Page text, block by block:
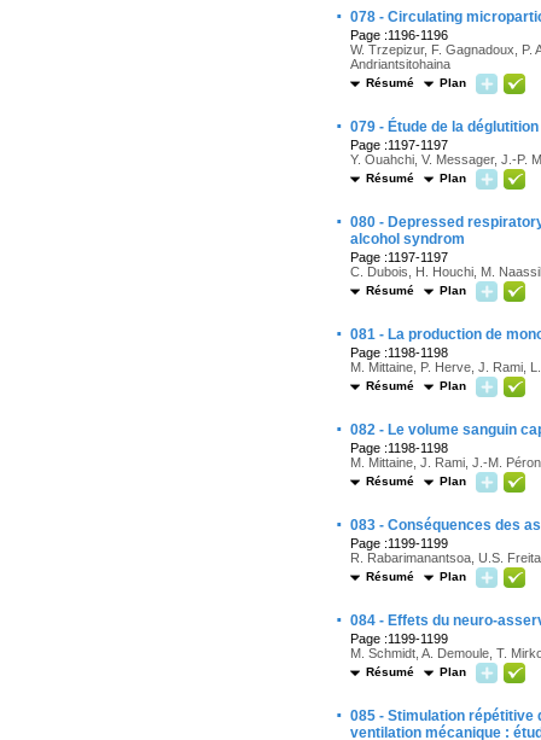
· 078 - Circulating
Page :1196-1196
W. Trzepizur, F. Gagnadoux, P.
Andriantsitohaina
Résumé Plan
· 079 - Étude de la
Page :1197-1197
Y. Ouahchi, V. Messager, J.-P.
Résumé Plan
· 080 - Depressed
alcohol syndrom
Page :1197-1197
C. Dubois, H. Houchi, M.
Résumé Plan
· 081 - La production de
Page :1198-1198
M. Mittaine, P. Herve, J. Rami,
Résumé Plan
· 082 - Le volume sanguin
Page :1198-1198
M. Mittaine, J. Rami, J.-M.
Résumé Plan
· 083 - Conséquences des
Page :1199-1199
R. Rabarimanantsoa, U.S.
Résumé Plan
· 084 - Effets du neuro-
Page :1199-1199
M. Schmidt, A. Demoule, T.
Résumé Plan
· 085 - Stimulation répétitive
ventilation mécanique :